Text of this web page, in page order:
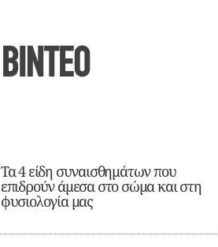
ΒΙΝΤΕΟ
Τα 4 είδη συναισθημάτων που
επιδρούν άμεσα στο σώμα και στη
φυσιολογία μας